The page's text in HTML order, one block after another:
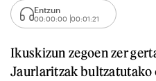
Entzun
00:00:00 00:01:21
Ikuskizun zegoen zer
Jaurlaritzak